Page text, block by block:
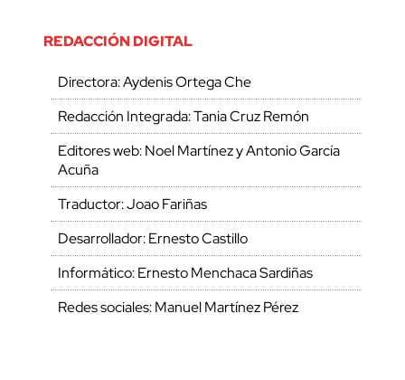
REDACCIÓN DIGITAL
Directora: Aydenis Ortega Che
Redacción Integrada: Tania Cruz Remón
Editores web: Noel Martínez y Antonio García
Acuña
Traductor: Joao Fariñas
Desarrollador: Ernesto Castillo
Informático: Ernesto Menchaca Sardiñas
Redes sociales: Manuel Martínez Pérez